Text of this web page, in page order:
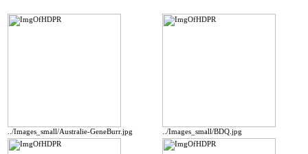
../Images_small/Australie-GeneBurr.jpg ../Images_small/BDQ.jpg